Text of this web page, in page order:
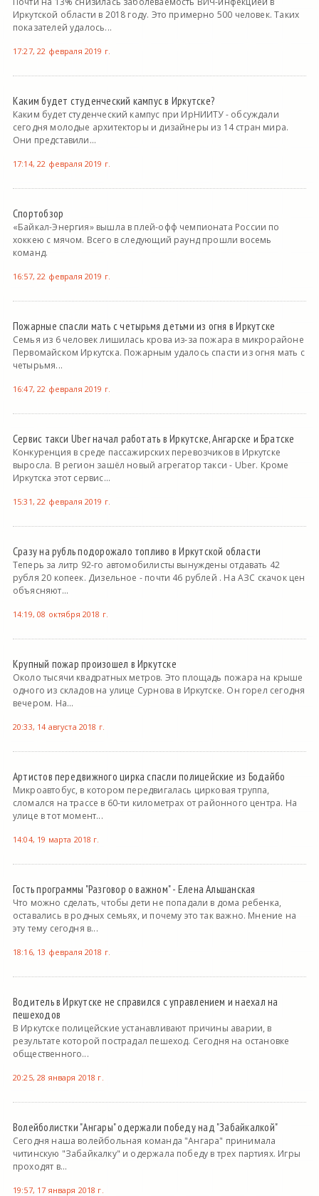
Иркутской области в 2018 году. Это примерно 500 человек. Таких
показателей удалось...
17:27, 22 февраля 2019 г.
Каким будет студенческий кампус в Иркутске?
Каким будет студенческий кампус при ИрНИИТУ - обсуждали
сегодня молодые архитекторы и дизайнеры из 14 стран мира.
Они представили...
17:14, 22 февраля 2019 г.
Спортобзор
«Байкал-Энергия» вышла в плей-офф чемпионата России по
хоккею с мячом. Всего в следующий раунд прошли восемь
команд.
16:57, 22 февраля 2019 г.
Пожарные спасли мать с четырьмя детьми из огня в Иркутске
Семья из 6 человек лишилась крова из-за пожара в микрорайоне
Первомайском Иркутска. Пожарным удалось спасти из огня мать с
четырьмя...
16:47, 22 февраля 2019 г.
Сервис такси Uber начал работать в Иркутске, Ангарске и Братске
Конкуренция в среде пассажирских перевозчиков в Иркутске
выросла. В регион зашёл новый агрегатор такси - Uber. Кроме
Иркутска этот сервис...
15:31, 22 февраля 2019 г.
Сразу на рубль подорожало топливо в Иркутской области
Теперь за литр 92-го автомобилисты вынуждены отдавать 42
рубля 20 копеек. Дизельное - почти 46 рублей . На АЗС скачок цен
объясняют...
14:19, 08 октября 2018 г.
Крупный пожар произошел в Иркутске
Около тысячи квадратных метров. Это площадь пожара на крыше
одного из складов на улице Сурнова в Иркутске. Он горел сегодня
вечером. На...
20:33, 14 августа 2018 г.
Артистов передвижного цирка спасли полицейские из Бодайбо
Микроавтобус, в котором передвигалась цирковая труппа,
сломался на трассе в 60-ти километрах от районного центра. На
улице в тот момент...
14:04, 19 марта 2018 г.
Гость программы "Разговор о важном" - Елена Альшанская
Что можно сделать, чтобы дети не попадали в дома ребенка,
оставались в родных семьях, и почему это так важно. Мнение на
эту тему сегодня в...
18:16, 13 февраля 2018 г.
Водитель в Иркутске не справился с управлением и наехал на
пешеходов
В Иркутске полицейские устанавливают причины аварии, в
результате которой пострадал пешеход. Сегодня на остановке
общественного...
20:25, 28 января 2018 г.
Волейболистки "Ангары" одержали победу над "Забайкалкой"
Сегодня наша волейбольная команда "Ангара" принимала
читинскую "Забайкалку" и одержала победу в трех партиях. Игры
проходят в...
19:57, 17 января 2018 г.